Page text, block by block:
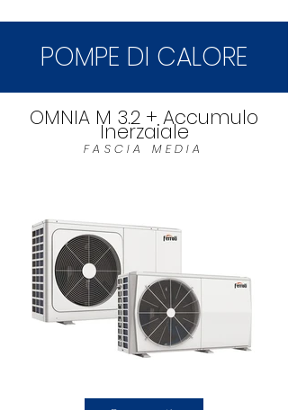
POMPE DI CALORE
OMNIA M 3.2 + Accumulo
Inerzaiale
FASCIA MEDIA